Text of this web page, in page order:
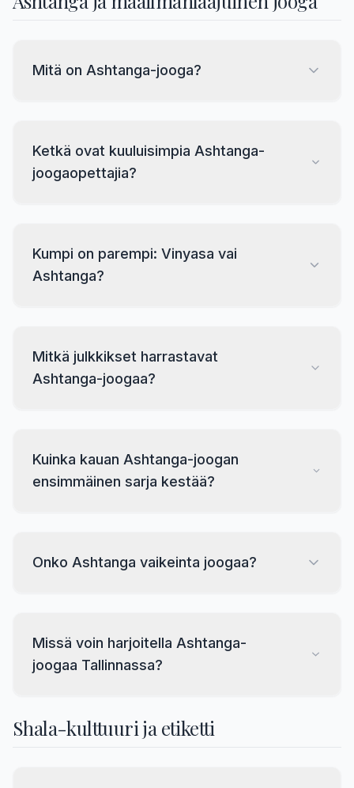
Mitä on Ashtanga-jooga?
Ketkä ovat kuuluisimpia Ashtanga-
joogaopettajia?
Kumpi on parempi: Vinyasa vai
Ashtanga?
Mitkä julkkikset harrastavat
Ashtanga-joogaa?
Kuinka kauan Ashtanga-joogan
ensimmäinen sarja kestää?
Onko Ashtanga vaikeinta joogaa?
Missä voin harjoitella Ashtanga-
joogaa Tallinnassa?
Shala-kulttuuri ja etiketti